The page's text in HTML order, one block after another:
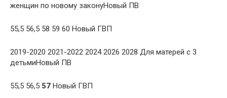
женщин по новому законуНовый ПВ
55,5 56,5 58 59 60 Новый ГВП
2019-2020 2021-2022 2024 2026 2028 Для матерей с 3
детьмиНовый ПВ
55,5 56,5 57 Новый ГВП